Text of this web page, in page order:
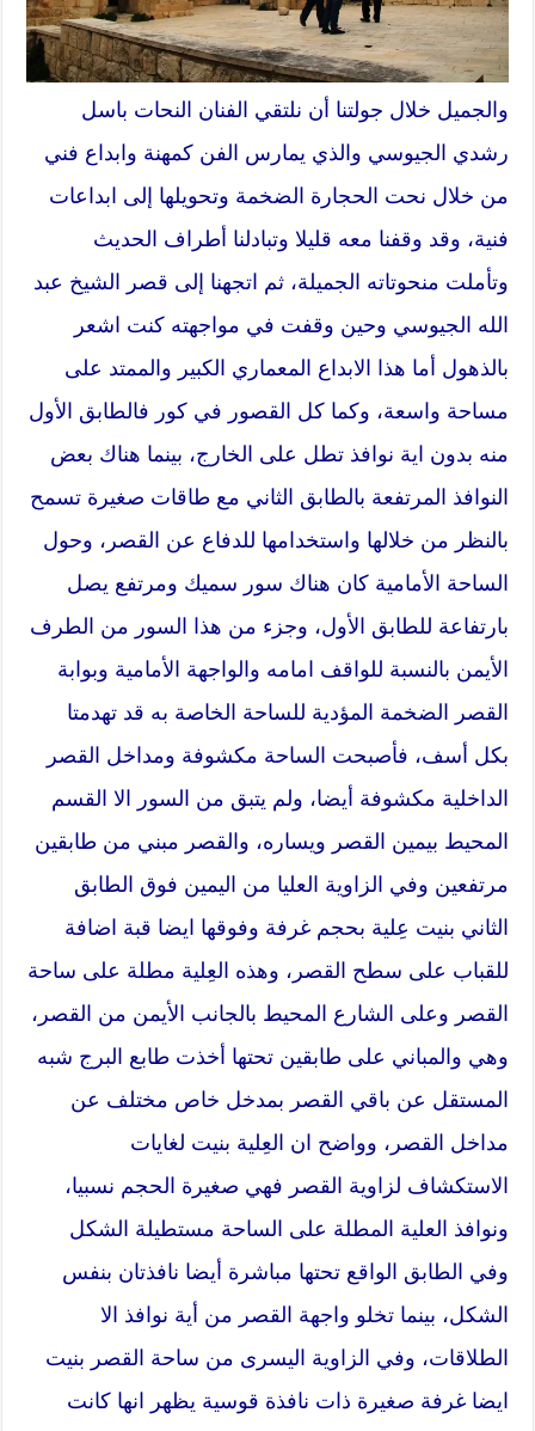
والجميل خلال جولتنا أن نلتقي الفنان النحات باسل
رشدي الجيوسي والذي يمارس الفن كمهنة وابداع فني
من خلال نحت الحجارة الضخمة وتحويلها إلى ابداعات
فنية، وقد وقفنا معه قليلا وتبادلنا أطراف الحديث
وتأملت منحوتاته الجميلة، ثم اتجهنا إلى قصر الشيخ عبد
الله الجيوسي وحين وقفت في مواجهته كنت اشعر
بالذهول أما هذا الابداع المعماري الكبير والممتد على
مساحة واسعة، وكما كل القصور في كور فالطابق الأول
منه بدون اية نوافذ تطل على الخارج، بينما هناك بعض
النوافذ المرتفعة بالطابق الثاني مع طاقات صغيرة تسمح
بالنظر من خلالها واستخدامها للدفاع عن القصر، وحول
الساحة الأمامية كان هناك سور سميك ومرتفع يصل
بارتفاعة للطابق الأول، وجزء من هذا السور من الطرف
الأيمن بالنسبة للواقف امامه والواجهة الأمامية وبوابة
القصر الضخمة المؤدية للساحة الخاصة به قد تهدمتا
بكل أسف، فأصبحت الساحة مكشوفة ومداخل القصر
الداخلية مكشوفة أيضا، ولم يتبق من السور الا القسم
المحيط بيمين القصر ويساره، والقصر مبني من طابقين
مرتفعين وفي الزاوية العليا من اليمين فوق الطابق
الثاني بنيت عِلية بحجم غرفة وفوقها ايضا قبة اضافة
للقباب على سطح القصر، وهذه العِلية مطلة على ساحة
القصر وعلى الشارع المحيط بالجانب الأيمن من القصر،
وهي والمباني على طابقين تحتها أخذت طابع البرج شبه
المستقل عن باقي القصر بمدخل خاص مختلف عن
مداخل القصر، وواضح ان العِلية بنيت لغايات
الاستكشاف لزاوية القصر فهي صغيرة الحجم نسبيا،
ونوافذ العلية المطلة على الساحة مستطيلة الشكل
وفي الطابق الواقع تحتها مباشرة أيضا نافذتان بنفس
الشكل، بينما تخلو واجهة القصر من أية نوافذ الا
الطلاقات، وفي الزاوية اليسرى من ساحة القصر بنيت
ايضا غرفة صغيرة ذات نافذة قوسية يظهر انها كانت